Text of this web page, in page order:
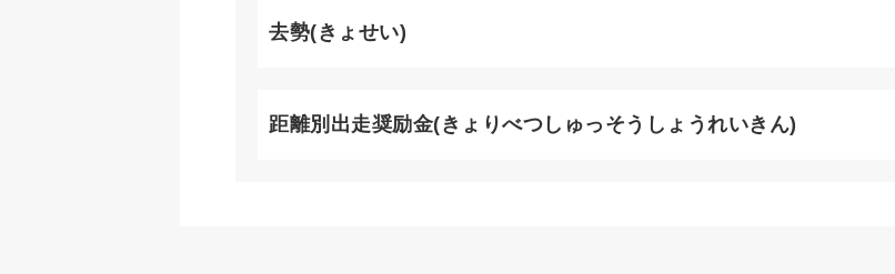
去勢(きょせい)
距離別出走奨励金(きょりべつしゅっそうしょうれいきん)